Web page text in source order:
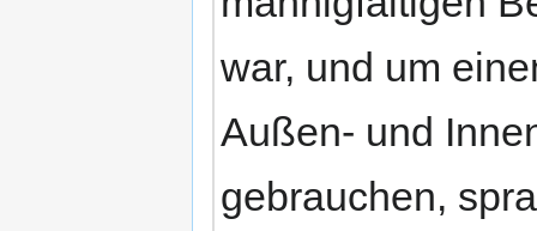
war, und um
Außen- und
gebrauchen,